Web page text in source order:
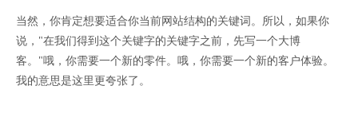
当然，你肯定想要适合你当前网站结构的关键词。所以，如果你
说，"在我们得到这个关键字的关键字之前，先写一个大博
客。"哦，你需要一个新的零件。哦，你需要一个新的客户体验。
我的意思是这里更夸张了。